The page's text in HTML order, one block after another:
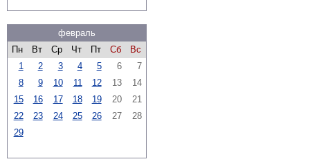
февраль
Пн
Вт Ср Чт Пт Сб
Вс
1
2 3 4 5 6
7
8
9 10 11 12 13
14
15
16 17 18 19 20
21
22
23 24 25 26 27
28
29